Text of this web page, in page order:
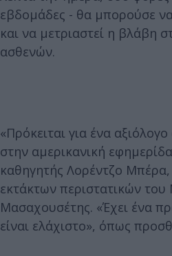
εβδομάδες - θα μπορούσε να
και να μετριαστεί η βλάβη
ασθενών.
«Πρόκειται για ένα
στην αμερικανική
καθηγητής Λορέντζο Μπέρα,
εκτάκτων περιστατικών
Μασαχουσέτης. «Έχει ένα
είναι ελάχιστο», όπως